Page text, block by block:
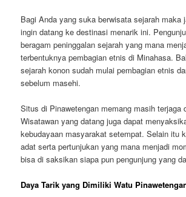
Bagi Anda yang suka berwisata sejarah maka
ingin datang ke destinasi menarik ini.
beragam peninggalan sejarah yang mana
terbentuknya pembagian etnis di Minahasa.
sejarah konon sudah mulai pembagian etnis
sebelum masehi.
Situs di Pinawetengan memang masih terjaga
Wisatawan yang datang juga dapat
kebudayaan masyarakat setempat. Selain itu
adat serta pertunjukan yang mana menjadi
bisa di saksikan siapa pun pengunjung yang
Daya Tarik yang Dimiliki Watu